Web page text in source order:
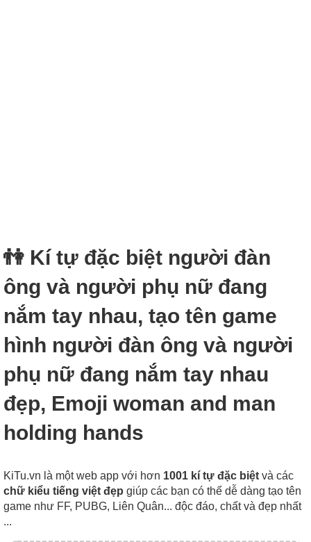
👫 Kí tự đặc biệt người đàn
ông và người phụ nữ đang
nắm tay nhau, tạo tên game
hình người đàn ông và người
phụ nữ đang nắm tay nhau
đẹp, Emoji woman and man
holding hands
KiTu.vn là một web app với hơn 1001 kí tự đặc biệt và các
chữ kiểu tiếng việt đẹp giúp các bạn có thể dễ dàng tạo tên
game như FF, PUBG, Liên Quân... độc đáo, chất và đẹp nhất
...